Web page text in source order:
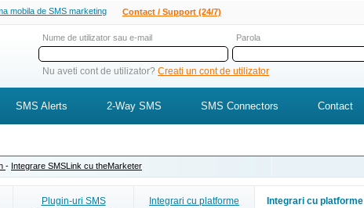
mobila de SMS marketing Contact / Support (24/7)
Nume de utilizator sau e-mail Parola
Nu aveti cont de utilizator? Creati un cont de utilizator
SMS Alerts 2-Way SMS SMS Connectors Contact
- Integrare SMSLink cu theMarketer
Plugin-uri SMS
Integrari cu platforme
Integrari cu platforme